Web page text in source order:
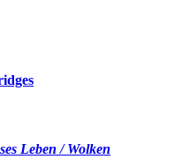
Leben / Wolken